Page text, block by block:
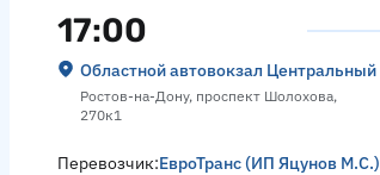
17:00
Областной автовокзал Центральный
Ростов-на-Дону, проспект Шолохова,
270к1
Перевозчик:ЕвроТранс (ИП Яцунов М.С.)